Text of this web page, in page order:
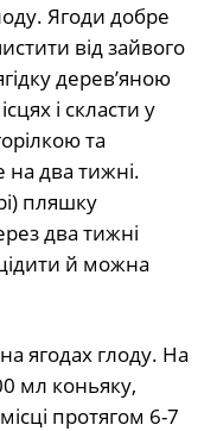
Ягоди добре
від зайвого
дерев’яною
і скласти у
та
на два тижні.
пляшку
два тижні
й можна
ягодах глоду. На
мл коньяку,
протягом 6-7